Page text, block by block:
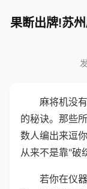
果断出牌!苏
麻将机没
的秘诀。那些
数人编出来逗
从来不是靠"破
若你在仪